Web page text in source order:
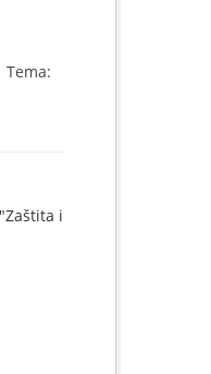
Tema:
i